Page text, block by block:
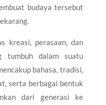
budaya tersebut
kreasi, perasaan, dan
tumbuh dalam suatu
bahasa, tradisi,
serta berbagai bentuk
dari generasi ke